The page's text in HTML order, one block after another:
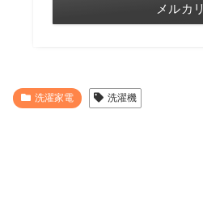
メルカリ
洗濯家電 洗濯機